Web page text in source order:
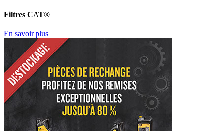
Filtres CAT®
En savoir plus